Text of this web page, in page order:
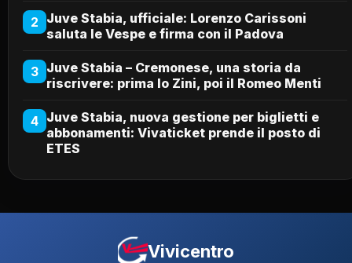
2 Juve Stabia, ufficiale: Lorenzo Carissoni
saluta le Vespe e firma con il Padova
3 Juve Stabia – Cremonese, una storia da
riscrivere: prima lo Zini, poi il Romeo Menti
4 Juve Stabia, nuova gestione per biglietti e
abbonamenti: Vivaticket prende il posto di
ETES
Vivicentro